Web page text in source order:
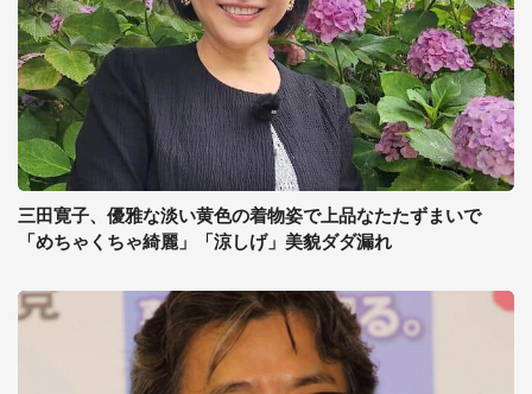
三田寛子、優雅な淡い黄色の着物姿で上品なたたずまいで
「めちゃくちゃ綺麗」「涼しげ」美貌ダダ漏れ